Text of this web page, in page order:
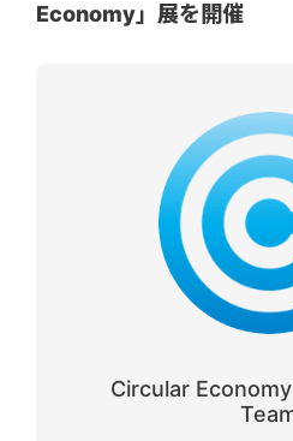
Economy」展を開催
Circular